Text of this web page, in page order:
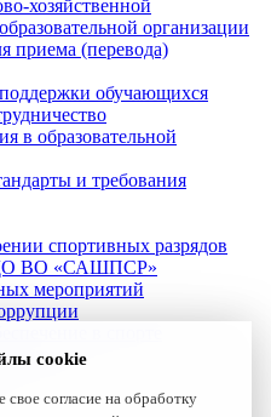
хозяйственной
организации
приема (перевода)
обучающихся
в образовательной
и требования
спортивных разрядов
ДО ВО «САШПСР»
мероприятий
cookie
согласие на обработку